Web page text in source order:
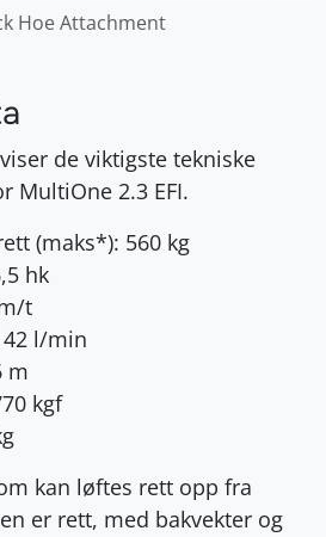
Hoe Attachment
de viktigste tekniske
MultiOne 2.3 EFI.
(maks*): 560 kg
hk
t
l/min
m
kgf
kan løftes rett opp fra
er rett, med bakvekter og